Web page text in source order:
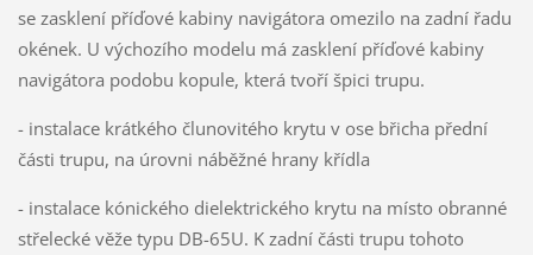
se zasklení příďové kabiny navigátora omezilo na zadní řadu
okének. U výchozího modelu má zasklení příďové kabiny
navigátora podobu kopule, která tvoří špici trupu.
- instalace krátkého člunovitého krytu v ose břicha přední
části trupu, na úrovni náběžné hrany křídla
- instalace kónického dielektrického krytu na místo obranné
střelecké věže typu DB-65U. K zadní části trupu tohoto